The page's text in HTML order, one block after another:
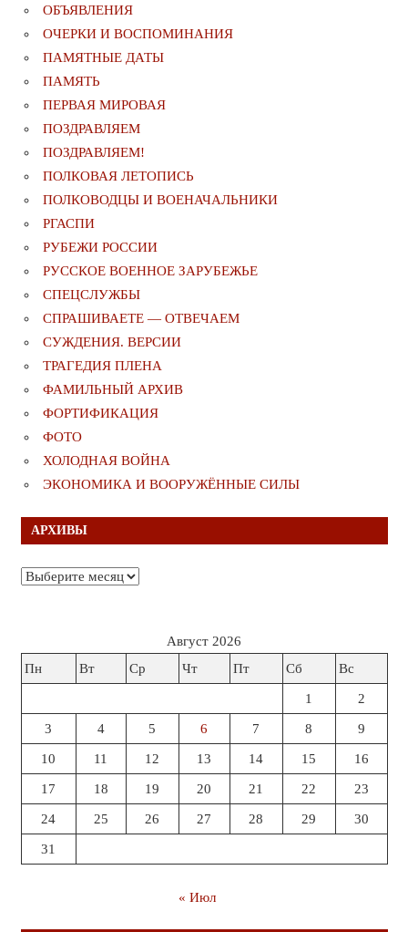
ОБЪЯВЛЕНИЯ
ОЧЕРКИ И ВОСПОМИНАНИЯ
ПАМЯТНЫЕ ДАТЫ
ПАМЯТЬ
ПЕРВАЯ МИРОВАЯ
ПОЗДРАВЛЯЕМ
ПОЗДРАВЛЯЕМ!
ПОЛКОВАЯ ЛЕТОПИСЬ
ПОЛКОВОДЦЫ И ВОЕНАЧАЛЬНИКИ
РГАСПИ
РУБЕЖИ РОССИИ
РУССКОЕ ВОЕННОЕ ЗАРУБЕЖЬЕ
СПЕЦСЛУЖБЫ
СПРАШИВАЕТЕ — ОТВЕЧАЕМ
СУЖДЕНИЯ. ВЕРСИИ
ТРАГЕДИЯ ПЛЕНА
ФАМИЛЬНЫЙ АРХИВ
ФОРТИФИКАЦИЯ
ФОТО
ХОЛОДНАЯ ВОЙНА
ЭКОНОМИКА И ВООРУЖЁННЫЕ СИЛЫ
АРХИВЫ
Архивы
Август 2026
Пн
Вт Ср Чт Пт Сб Вс
1 2
3 4 5 6 7 8 9
10 11 12 13 14 15 16
17 18 19 20 21 22 23
24 25 26 27 28 29 30
31
« Июл